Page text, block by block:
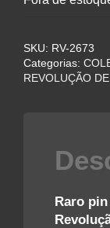
SKU: RV-2673
Categorias:
REVOLUÇÃO
Raro